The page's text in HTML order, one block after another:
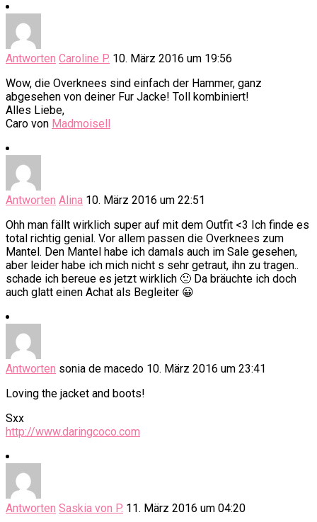
Antworten Caroline P. 10. März 2016 um 19:56
Wow, die Overknees sind einfach der Hammer, ganz
abgesehen von deiner Fur Jacke! Toll kombiniert!
Alles Liebe,
Caro von Madmoisell
Antworten Alina 10. März 2016 um 22:51
Ohh man fällt wirklich super auf mit dem Outfit <3 Ich finde es
total richtig genial. Vor allem passen die Overknees zum
Mantel. Den Mantel habe ich damals auch im Sale gesehen,
aber leider habe ich mich nicht s sehr getraut, ihn zu tragen..
schade ich bereue es jetzt wirklich 🙁 Da bräuchte ich doch
auch glatt einen Achat als Begleiter 😀
Antworten sonia de macedo 10. März 2016 um 23:41
Loving the jacket and boots!
Sxx
http://www.daringcoco.com
Antworten Saskia von P. 11. März 2016 um 04:20